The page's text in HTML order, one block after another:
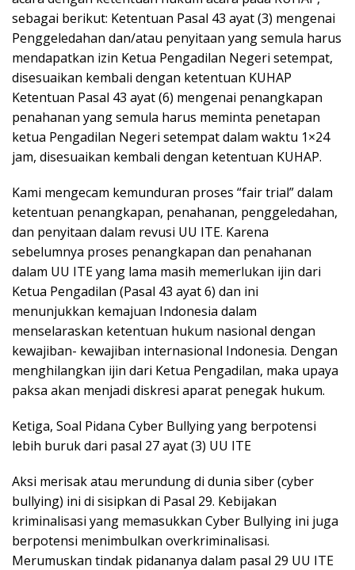
sebagai berikut: Ketentuan Pasal 43 ayat (3) mengenai
Penggeledahan dan/atau penyitaan yang semula harus
mendapatkan izin Ketua Pengadilan Negeri setempat,
disesuaikan kembali dengan ketentuan KUHAP
Ketentuan Pasal 43 ayat (6) mengenai penangkapan
penahanan yang semula harus meminta penetapan
ketua Pengadilan Negeri setempat dalam waktu 1×24
jam, disesuaikan kembali dengan ketentuan KUHAP.
Kami mengecam kemunduran proses “fair trial” dalam
ketentuan penangkapan, penahanan, penggeledahan,
dan penyitaan dalam revusi UU ITE. Karena
sebelumnya proses penangkapan dan penahanan
dalam UU ITE yang lama masih memerlukan ijin dari
Ketua Pengadilan (Pasal 43 ayat 6) dan ini
menunjukkan kemajuan Indonesia dalam
menselaraskan ketentuan hukum nasional dengan
kewajiban- kewajiban internasional Indonesia. Dengan
menghilangkan ijin dari Ketua Pengadilan, maka upaya
paksa akan menjadi diskresi aparat penegak hukum.
Ketiga, Soal Pidana Cyber Bullying yang berpotensi
lebih buruk dari pasal 27 ayat (3) UU ITE
Aksi merisak atau merundung di dunia siber (cyber
bullying) ini di sisipkan di Pasal 29. Kebijakan
kriminalisasi yang memasukkan Cyber Bullying ini juga
berpotensi menimbulkan overkriminalisasi.
Merumuskan tindak pidananya dalam pasal 29 UU ITE